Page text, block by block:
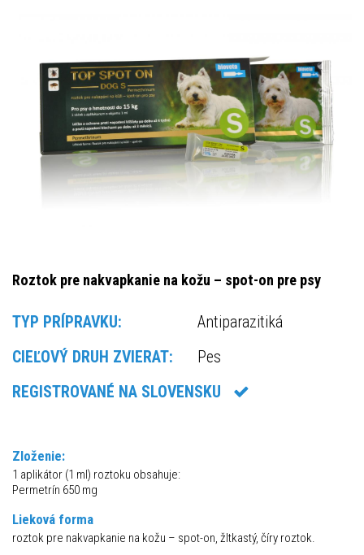
Roztok pre nakvapkanie na kožu – spot-on pre psy
TYP PRÍPRAVKU:
Antiparazitiká
CIEĽOVÝ DRUH ZVIERAT:
Pes
REGISTROVANÉ NA SLOVENSKU
Zloženie:
1 aplikátor (1 ml) roztoku obsahuje:
Permetrín 650 mg
Lieková forma
roztok pre nakvapkanie na kožu – spot-on, žltkastý, číry roztok.